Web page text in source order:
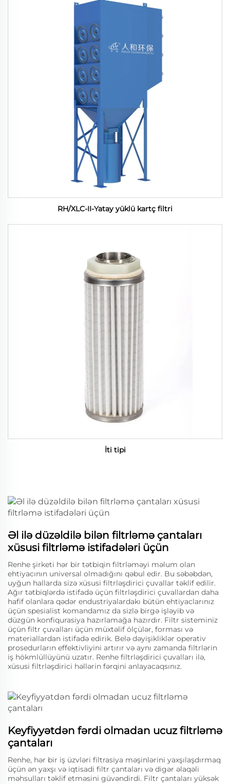
RH/XLC-II-Yatay yüklü kartç filtri
İti tipi
Əl ilə düzəldilə bilən filtrləmə çantaları
xüsusi filtrləmə istifadələri üçün
Renhe şirketi hər bir tətbiqin filtrləməyi məlum olan
ehtiyacının universal olmadığını qəbul edir. Bu səbəbdən,
uyğun hallarda sizə xüsusi filtrləşdirici çuvallar təklif edilir.
Ağır tətbiqlərdə istifadə üçün filtrləşdirici çuvallardan daha
hafif olanlara qədər endustriyalardakı bütün ehtiyaclarınız
üçün spesialist komandamız da sizlə birgə işləyib və
düzgün konfiqurasiya hazırlamağa hazırdır. Filtr sisteminiz
üçün filtr çuvalları üçün müxtəlif ölçülər, forması və
materiallardan istifadə edirik. Belə dəyişikliklər operativ
prosedurların effektivliyini artırır və aynı zamanda filtrlərin
iş hökmlüllüyünü uzatır. Renhe filtrləşdirici çuvalları ilə,
xüsusi filtrləşdirici həllərin fərqini anlayacaqsınız.
Keyfiyyətdən fərdi olmadan ucuz filtrləmə
çantaları
Renhe, hər bir iş üzvləri filtrasiya məşinlərini yaxşılaşdırmaq
üçün ən yaxşı və iqtisadi filtr çantaları və digər əlaqəli
məhsulları təklif etməsini güvəndirdi. Filtr çantaları yüksək